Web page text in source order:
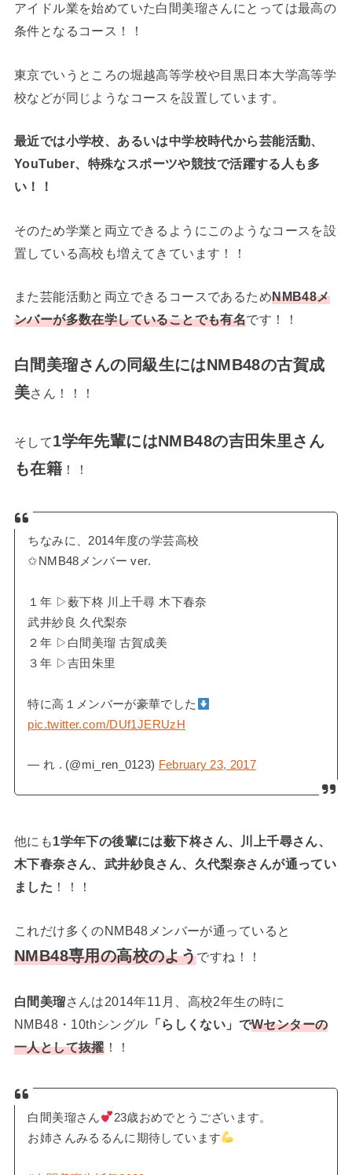
アイドル業を始めていた白間美瑠さんにとっては最高の
条件となるコース！！
東京でいうところの堀越高等学校や目黒日本大学高等学
校などが同じようなコースを設置しています。
最近では小学校、あるいは中学校時代から芸能活動、
YouTuber、特殊なスポーツや競技で活躍する人も多
い！！
そのため学業と両立できるようにこのようなコースを設
置している高校も増えてきています！！
また芸能活動と両立できるコースであるためNMB48メ
ンバーが多数在学していることでも有名です！！
白間美瑠さんの同級生にはNMB48の古賀成
美さん！！！
そして1学年先輩にはNMB48の吉田朱里さん
も在籍 ！！
ちなみに、2014年度の学芸高校
✩NMB48メンバー ver.
１年 ▷薮下柊 川上千尋 木下春奈
武井紗良 久代梨奈
２年 ▷白間美瑠 古賀成美
３年 ▷吉田朱里
特に高１メンバーが豪華でした
pic.twitter.com/DUf1JERUzH
— れ . (@mi_ren_0123) February 23, 2017
他にも1学年下の後輩には薮下柊さん、川上千尋さん、
木下春奈さん、武井紗良さん、久代梨奈さんが通ってい
ました ！！！
これだけ多くのNMB48メンバーが通っていると
NMB48専用の高校のようですね！！
白間美瑠さんは2014年11月、高校2年生の時に
NMB48・10thシングル 「らしくない」でWセンターの
一人として抜擢！！
白間美瑠さん
23歳おめでとうございます。
お姉さんみるるんに期待しています